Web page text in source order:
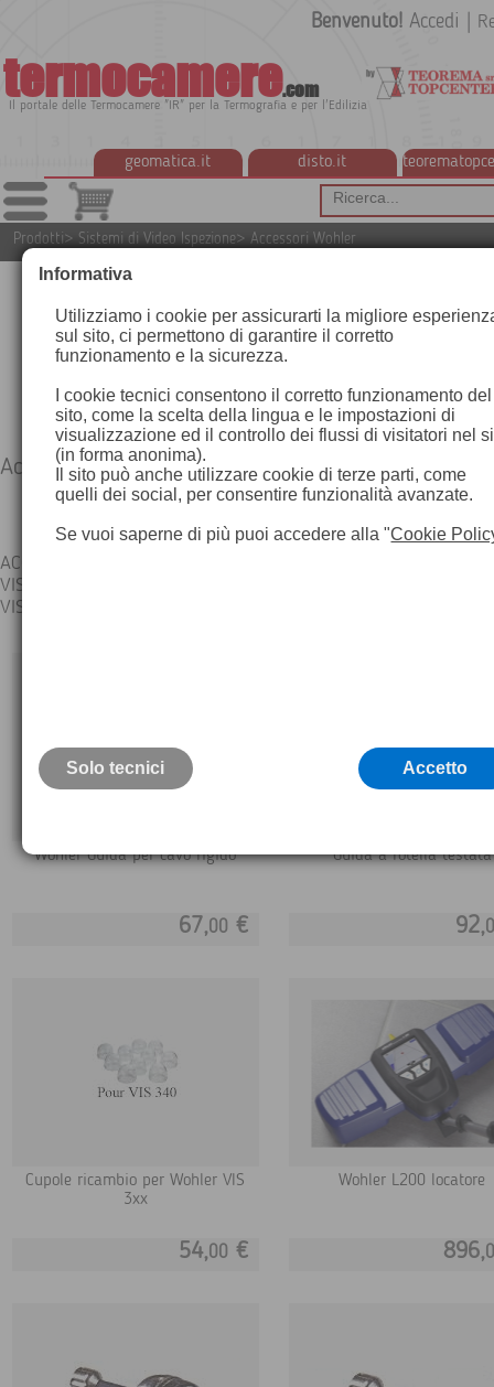
termocamere.com
Il portale delle Termocamere "IR" per la Termografia e per l'Edilizia
geomatica.it disto.it
Benvenuto! Accedi
Prodotti> Sistemi di Video Ispezione> Accessori Wohler
Accessori Wohler
ACCESSORI WOHLER
VIS 350
VIS 250
Wohler Guida per cavo rigido
67,00 €
Guida a rotella testata
92,
Cupole ricambio per Wohler VIS
3xx
54,00 €
Wohler L200 locatore
896,
Informativa
Utilizziamo i cookie per assicurarti la migliore
sul sito, ci permettono di garantire il corretto
funzionamento e la sicurezza.
I cookie tecnici consentono il corretto funzionamento del
sito, come la scelta della lingua e le impostazioni di
visualizzazione ed il controllo dei flussi di visitatori nel
(in forma anonima).
Il sito può anche utilizzare cookie di terze parti, come
quelli dei social, per consentire funzionalità avanzate.
Se vuoi saperne di più puoi accedere alla "Cookie
Solo tecnici Accetto